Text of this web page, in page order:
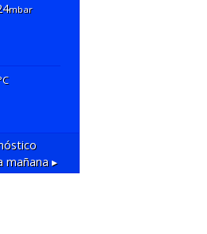
mbar
mañana ▸